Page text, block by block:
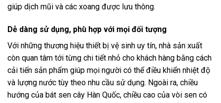
giúp dịch mũi và các xoang được lưu thông.
Dễ dàng sử dụng, phù hợp với mọi đối tượng
Với những thương hiệu thiết bị vệ sinh uy tín, nhà sản xuất
còn quan tâm tới từng chi tiết nhỏ cho khách hàng bằng cách
cải tiến sản phẩm giúp mọi người có thể điều khiển nhiệt độ
và lượng nước tùy theo nhu cầu sử dụng. Ngoài ra, chiều
hướng của bát sen cây Hàn Quốc, chiều cao của vòi sen có